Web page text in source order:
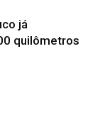
já
quilômetros